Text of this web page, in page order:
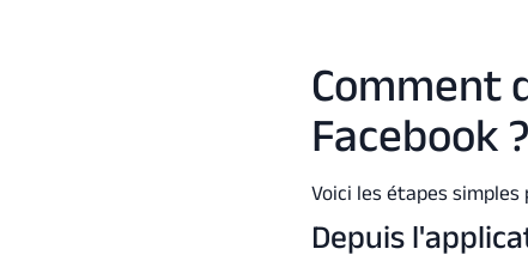
Comment
Facebook ?
Voici les étapes
Depuis